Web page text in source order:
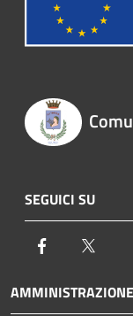
SEGUICI SU
Facebook
AMMINISTRAZIONE